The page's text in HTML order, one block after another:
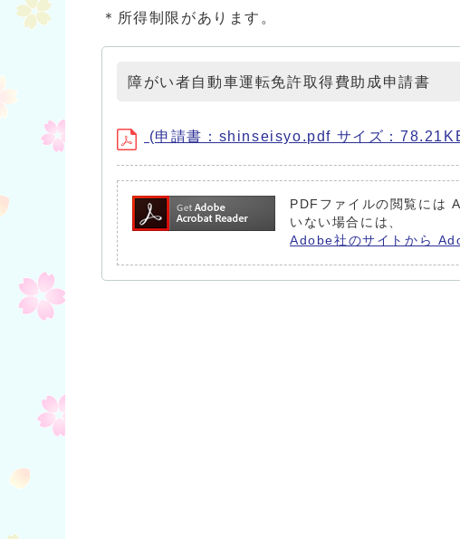
＊所得制限があります。
障がい者自動車運転免許取得費助成申請書
(申請書：shinseisyo.pdf サイズ：
PDFファイルの閲覧には
いない場合には、
Adobe社のサイトから